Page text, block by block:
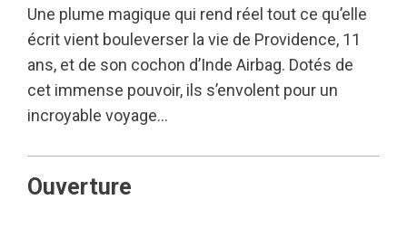
Une plume magique qui rend réel tout ce qu’elle
écrit vient bouleverser la vie de Providence, 11
ans, et de son cochon d’Inde Airbag. Dotés de
cet immense pouvoir, ils s’envolent pour un
incroyable voyage…
Ouverture